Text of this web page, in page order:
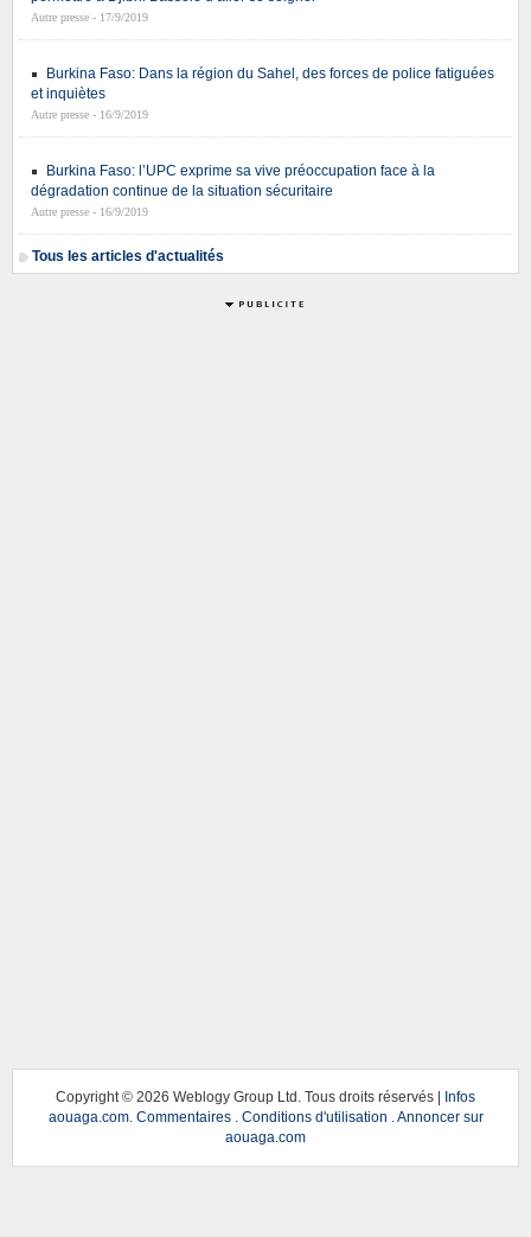
Autre presse - 17/9/2019
Burkina Faso: Dans la région du Sahel, des forces de police fatiguées
et inquiètes
Autre presse - 16/9/2019
Burkina Faso: l’UPC exprime sa vive préoccupation face à la
dégradation continue de la situation sécuritaire
Autre presse - 16/9/2019
Tous les articles d'actualités
Copyright © 2026 Weblogy Group Ltd. Tous droits réservés |
Infos
aouaga.com. Commentaires. Conditions d'utilisation .Annoncer sur
aouaga.com